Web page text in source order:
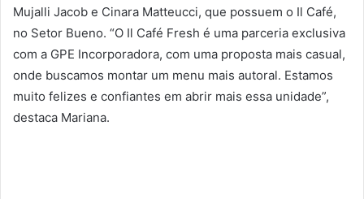
Mujalli Jacob e Cinara Matteucci, que possuem o Il Café,
no Setor Bueno. “O Il Café Fresh é uma parceria exclusiva
com a GPE Incorporadora, com uma proposta mais casual,
onde buscamos montar um menu mais autoral. Estamos
muito felizes e confiantes em abrir mais essa unidade”,
destaca Mariana.